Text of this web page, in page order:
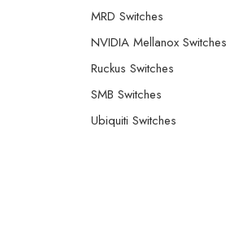
MRD Switches
NVIDIA Mellanox Switches
Ruckus Switches
SMB Switches
Ubiquiti Switches